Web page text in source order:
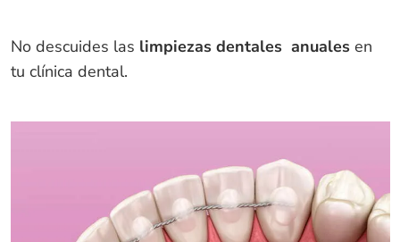
No descuides las limpiezas dentales anualesen
tu clínica dental.